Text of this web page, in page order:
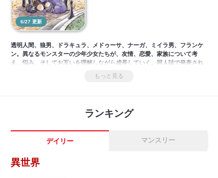
6/27 更新
透明人間、狼男、ドラキュラ、メドゥーサ、ナーガ、ミイラ男、フランケ
ン。異なるモンスターの少年少女たちが、友情、恋愛、家族について考
え、悩み、そしてお互いを理解しながら成長していく。同人誌で発表され
て話題となった4編に、新作の2編を加えて待望の単行本化。月明かりがモ
ンスターたちを優しく照らす、オムニバス。
もっと見る
ランキング
デイリー マンスリー
異世界